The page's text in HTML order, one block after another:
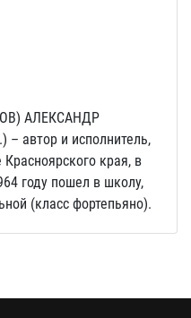
АЛЕКСАНДР
автор и исполнитель,
края, в
году пошел в школу,
(класс фортепьяно).